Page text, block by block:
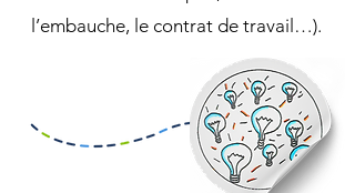
l’embauche, le contrat de travail…).